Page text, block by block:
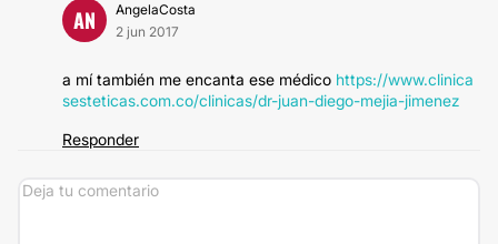
AN
AngelaCosta
2 jun 2017
a mí también me encanta ese médico https://www.clinica
sesteticas.com.co/clinicas/dr-juan-diego-mejia-jimenez
Responder